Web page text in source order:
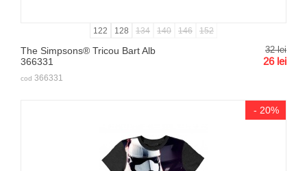
122 128 134 140 146 152
The Simpsons® Tricou Bart Alb
366331
32 lei
26 lei
cod 366331
- 20%